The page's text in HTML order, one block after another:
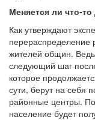
Меняется ли что-
Как утверждают
перераспределение
жителей общин.
следующий шаг
которое
сути, берут на себя
районные центры.
население будет